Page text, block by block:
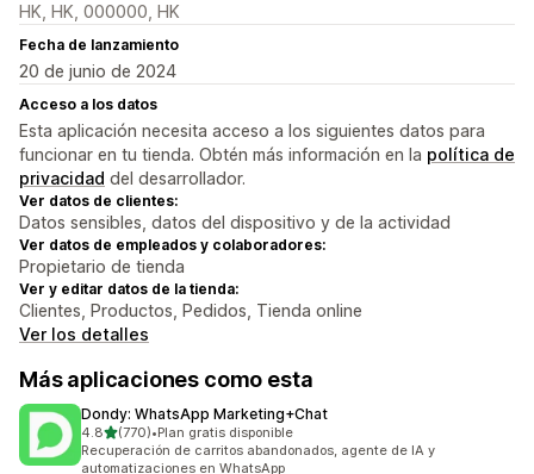
HK, HK, 000000, HK
Fecha de lanzamiento
20 de junio de 2024
Acceso a los datos
Esta aplicación necesita acceso a los siguientes datos para
funcionar en tu tienda. Obtén más información en la política de
privacidad del desarrollador.
Ver datos de clientes:
Datos sensibles, datos del dispositivo y de la actividad
Ver datos de empleados y colaboradores:
Propietario de tienda
Ver y editar datos de la tienda:
Clientes, Productos, Pedidos, Tienda online
Ver los detalles
Más aplicaciones como esta
Dondy: WhatsApp Marketing+Chat
4.8de 5 estrellas
(770)
770 reseñas en total
•Plan gratis disponible
Recuperación de carritos abandonados, agente de IA y
automatizaciones en WhatsApp